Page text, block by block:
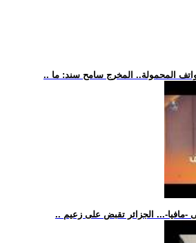
المحمولة.. المخرج سامح سند: ما
-مافيا-... الجزائر تقبض على زعيم